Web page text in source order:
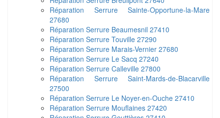
Réparation Serrure Sainte-Opportune-la-Mare
27680
Réparation Serrure Beaumesnil 27410
Réparation Serrure Touville 27290
Réparation Serrure Marais-Vernier 27680
Réparation Serrure Le Sacq 27240
Réparation Serrure Calleville 27800
Réparation Serrure Saint-Mards-de-Blacarville
27500
Réparation Serrure Le Noyer-en-Ouche 27410
Réparation Serrure Mouflaines 27420